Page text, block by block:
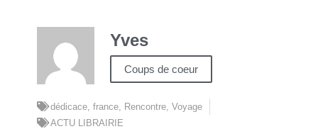
Yves
Coups de coeur
dédicace ,france Rencontre ,Voyage
ACTU LIBRAIRIE